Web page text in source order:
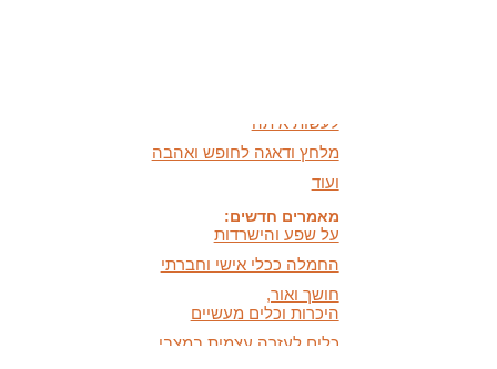
ועוד
מאמרים חדשים:
על שפע והישרדות
החמלה ככלי אישי וחברתי
חושך ואור,
היכרות וכלים מעשיים
כלים לעזרה עצמית במצבי
לחץ ודאגה